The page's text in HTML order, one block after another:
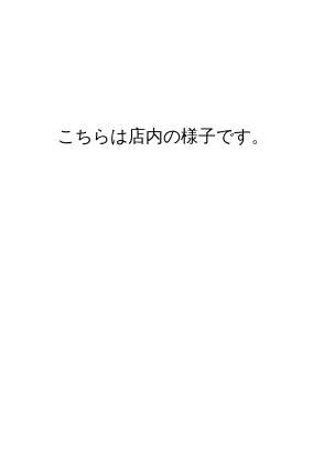
こちらは店内の様子です。